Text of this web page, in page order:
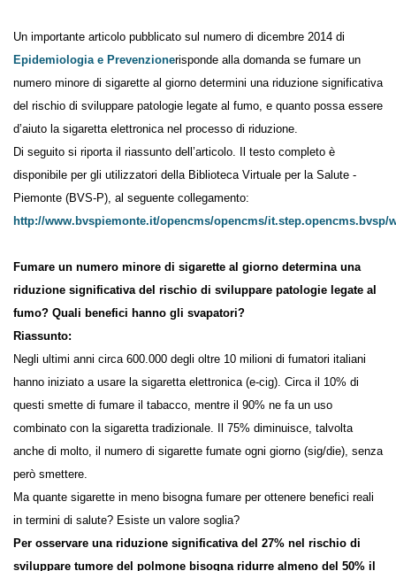
Un importante articolo pubblicato sul numero di dicembre 2014 di
Epidemiologia e Prevenzionerisponde alla domanda se fumare un
numero minore di sigarette al giorno determini una riduzione
significativa del rischio di sviluppare patologie legate al fumo, e quanto
possa essere d’aiuto la sigaretta elettronica nel processo di riduzione.
Di seguito si riporta il riassunto dell’articolo. Il testo completo è
disponibile per gli utilizzatori della Biblioteca Virtuale per la Salute -
Piemonte (BVS-P), al seguente collegamento:
Fumare un numero minore di sigarette al giorno determina una
riduzione significativa del rischio di sviluppare patologie legate
al fumo? Quali benefici hanno gli svapatori?
Riassunto:
Negli ultimi anni circa 600.000 degli oltre 10 milioni di fumatori italiani
hanno iniziato a usare la sigaretta elettronica (e-cig). Circa il 10% di
questi smette di fumare il tabacco, mentre il 90% ne fa un uso
combinato con la sigaretta tradizionale. Il 75% diminuisce, talvolta
anche di molto, il numero di sigarette fumate ogni giorno (sig/die),
senza però smettere.
Ma quante sigarette in meno bisogna fumare per ottenere benefici
reali in termini di salute? Esiste un valore soglia?
Per osservare una riduzione significativa del 27% nel rischio di